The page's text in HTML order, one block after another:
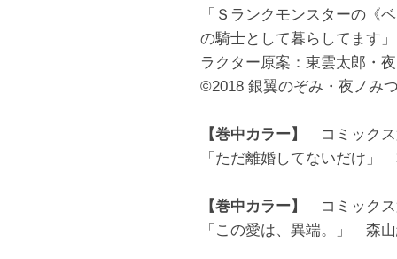
「Ｓランクモンスターの《
の騎士として暮らしてま
ラクター原案：東雲太郎・
©2018 銀翼のぞみ・夜ノみ
【巻中カラー】
コミック
「ただ離婚してないだけ」
【巻中カラー】
コミック
「この愛は、異端。」 森